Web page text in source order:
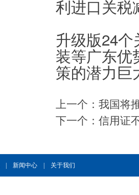
利进口关税
升级版24
装等广东优
策的潜力巨
上一个： 我国将
下一个： 信用证
新闻中心 关于我们